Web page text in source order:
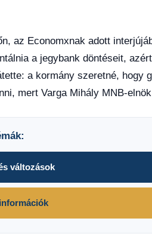
az Economxnak adott
a jegybank döntéseit,
a kormány szeretné, hogy
mert Varga Mihály MNB-
változások